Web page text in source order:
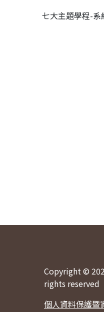
七大主題學程-系
Copyright ©
rights reserved
個人資料保護暨